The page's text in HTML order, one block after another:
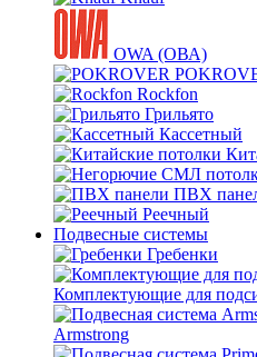
OWA (ОВА)
Rockfon
Грильято
Кассетный
ПВХ
Реечный
Подвесные системы
Гребенки
Комплектующие для
Armstrong